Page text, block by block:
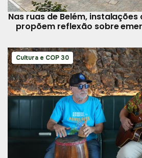
Nas ruas de Belém,
propõem reflexão sobre
Cultura e COP 30